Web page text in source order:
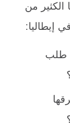
الكثير من
إيطاليا:
طلب